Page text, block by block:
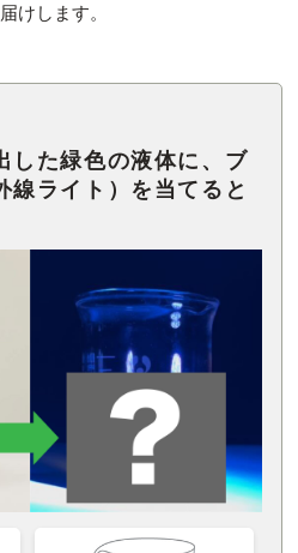
けします。
した緑色の液体に、ブ
線ライト）を当てると